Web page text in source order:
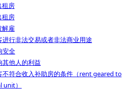
租房
租房
解雇
进行非法交易或者非法商业用途
安全
其他人的利益
不符合收入补助房的条件（rent geared to
）